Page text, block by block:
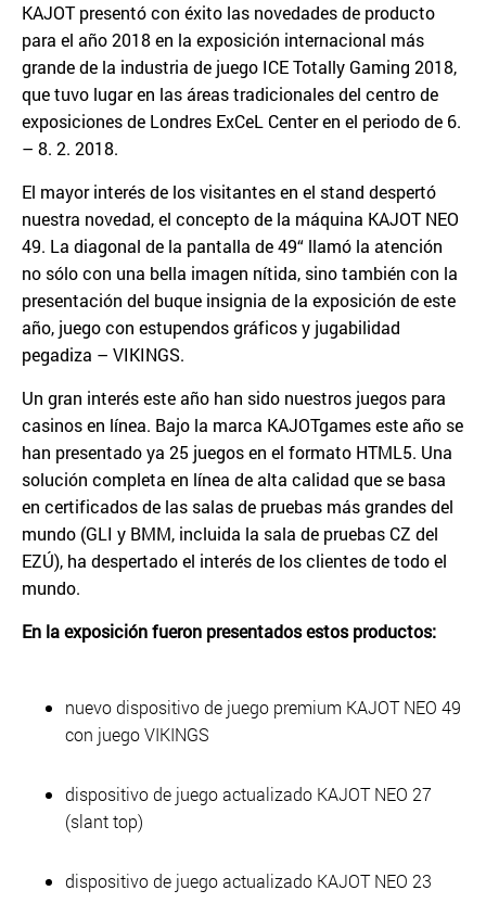
KAJOT presentó con éxito las novedades de producto
para el año 2018 en la exposición internacional más
grande de la industria de juego ICE Totally Gaming 2018,
que tuvo lugar en las áreas tradicionales del centro de
exposiciones de Londres ExCeL Center en el periodo de 6.
– 8. 2. 2018.
El mayor interés de los visitantes en el stand despertó
nuestra novedad, el concepto de la máquina KAJOT NEO
49. La diagonal de la pantalla de 49“ llamó la atención
no sólo con una bella imagen nítida, sino también con la
presentación del buque insignia de la exposición de este
año, juego con estupendos gráficos y jugabilidad
pegadiza – VIKINGS.
Un gran interés este año han sido nuestros juegos para
casinos en línea. Bajo la marca KAJOTgames este año se
han presentado ya 25 juegos en el formato HTML5. Una
solución completa en línea de alta calidad que se basa
en certificados de las salas de pruebas más grandes del
mundo (GLI y BMM, incluida la sala de pruebas CZ del
EZÚ), ha despertado el interés de los clientes de todo el
mundo.
En la exposición fueron presentados estos productos:
nuevo dispositivo de juego premium KAJOT NEO 49
con juego VIKINGS
dispositivo de juego actualizado KAJOT NEO 27
(slant top)
dispositivo de juego actualizado KAJOT NEO 23